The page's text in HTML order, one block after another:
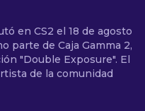
en CS2 el 18 de agosto
parte de Caja Gamma 2,
"Double Exposure". El
de la comunidad